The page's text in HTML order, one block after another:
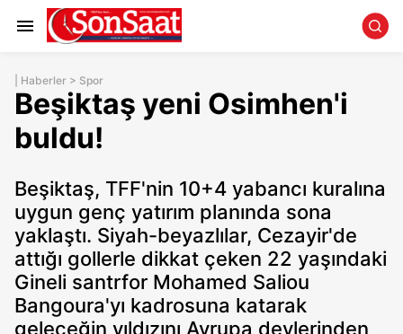
Haberler > Spor
Beşiktaş yeni Osimhen'i
buldu!
Beşiktaş, TFF'nin 10+4 yabancı kuralına
uygun genç yatırım planında sona
yaklaştı. Siyah-beyazlılar, Cezayir'de
attığı gollerle dikkat çeken 22 yaşındaki
Gineli santrfor Mohamed Saliou
Bangoura'yı kadrosuna katarak
geleceğin yıldızını Avrupa devlerinden